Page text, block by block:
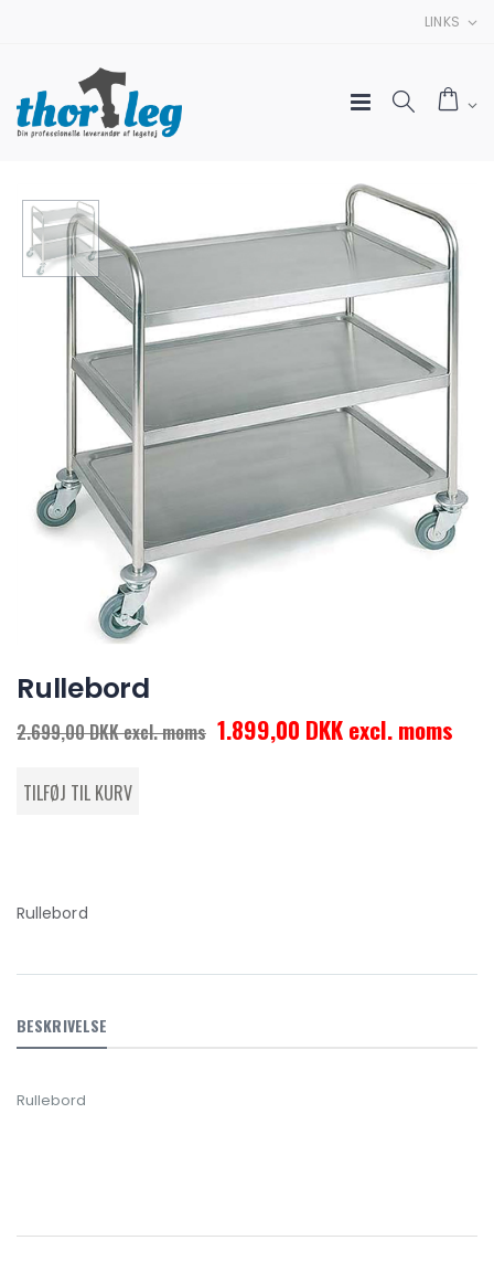
LINKS
Rullebord
2.699,00 DKK excl. moms 1.899,00 DKK excl. moms
Rullebord
BESKRIVELSE
Rullebord